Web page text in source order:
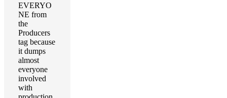
EVERYO
NE from
the
Producers
tag because
it dumps
almost
everyone
involved
with